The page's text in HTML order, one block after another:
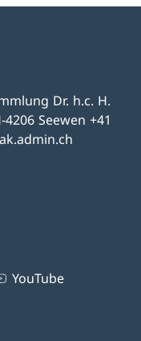
Dr. h.c. H.
Seewen +41
YouTube